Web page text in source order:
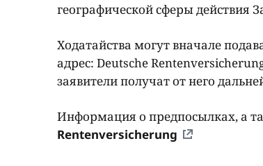
географической сферы действия
Ходатайства могут вначале
адрес: Deutsche
заявители получат от него
Информация о предпосылках, а
Rentenversicherung